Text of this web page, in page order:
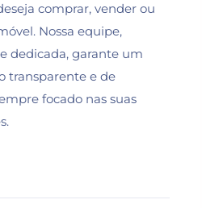
comprar, vender ou
Nossa equipe,
dedicada, garante um
transparente e de
focado nas suas